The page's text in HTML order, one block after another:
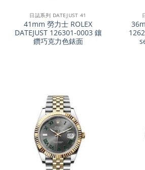
日誌系列 DATEJUST 41
41mm 勞力士 ROLEX
DATEJUST 126301-0003 鑲
鑽巧克力色錶面